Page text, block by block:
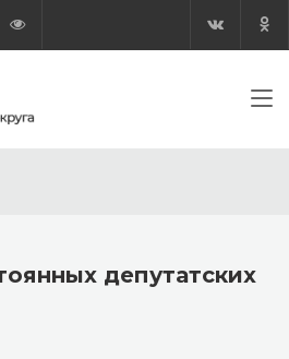
депутатских